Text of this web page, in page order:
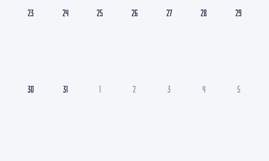
23 24 25 26 27 28 29
30 31 1 2 3 4 5